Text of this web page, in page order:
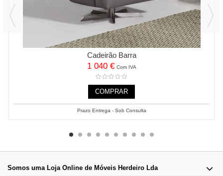
Cadeirão Barra
1 040 € Com IVA
COMPRAR
Prazo Entrega - Sob Consulta
Somos uma Loja Online de Móveis Herdeiro Lda